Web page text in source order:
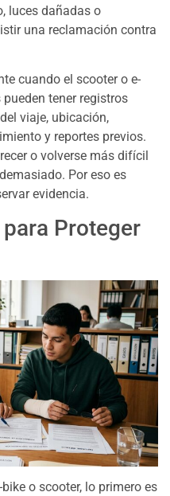
luces dañadas o
una reclamación contra
cuando el scooter o e-
tener registros
viaje, ubicación,
y reportes previos.
o volverse más difícil
Por eso es
evidencia.
Proteger
o scooter, lo primero es